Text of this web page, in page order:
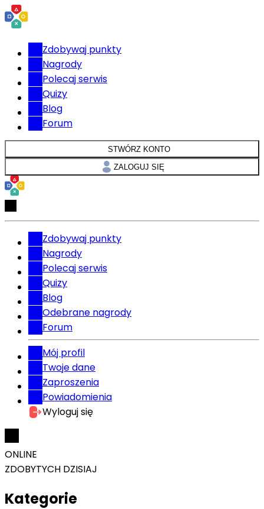
Zdobywaj punkty
Nagrody
Polecaj serwis
Quizy
Blog
Forum
STWÓRZ KONTO
ZALOGUJ SIĘ
Zdobywaj punkty
Nagrody
Polecaj serwis
Quizy
Blog
Odebrane nagrody
Forum
Mój profil
Twoje dane
Zaproszenia
Powiadomienia
Wyloguj się
ONLINE
ZDOBYTYCH DZISIAJ
Kategorie